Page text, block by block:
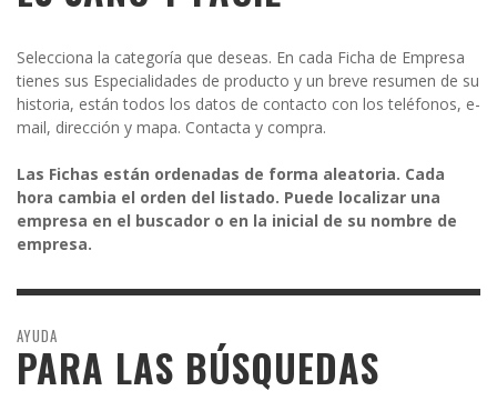
Selecciona la categoría que deseas. En cada Ficha de Empresa
tienes sus Especialidades de producto y un breve resumen de su
historia, están todos los datos de contacto con los teléfonos, e-
mail, dirección y mapa. Contacta y compra.
Las Fichas están ordenadas de forma aleatoria. Cada
hora cambia el orden del listado. Puede localizar una
empresa en el buscador o en la inicial de su nombre de
empresa.
AYUDA
PARA LAS BÚSQUEDAS